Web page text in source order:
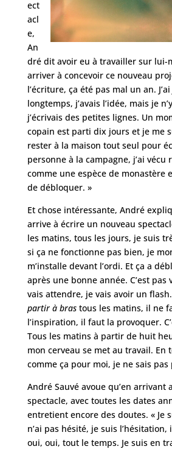
ect
acl
e,
An
dré dit avoir eu à travailler sur lui-
arriver à concevoir ce nouveau
l’écriture, ça été pas mal un an. J’ai
longtemps, j’avais l’idée, mais je
j’écrivais des petites lignes. Un
copain est parti dix jours et je me
rester à la maison tout seul pour
personne à la campagne, j’ai vécu
comme une espèce de monastère
de débloquer. »
Et chose intéressante, André
arrive à écrire un nouveau
les matins, tous les jours, je suis
si ça ne fonctionne pas bien, je
m’installe devant l’ordi. Et ça a
après une bonne année. C’est pas
vais attendre, je vais avoir un
partir à brastous les matins, il ne
l’inspiration, il faut la provoquer.
Tous les matins à partir de huit
mon cerveau se met au travail. En
comme ça pour moi, je ne sais
André Sauvé avoue qu’en arrivant
spectacle, avec toutes les dates
entretient encore des doutes. « Je
n’ai pas hésité, je suis
oui, oui, tout le temps. Je suis en